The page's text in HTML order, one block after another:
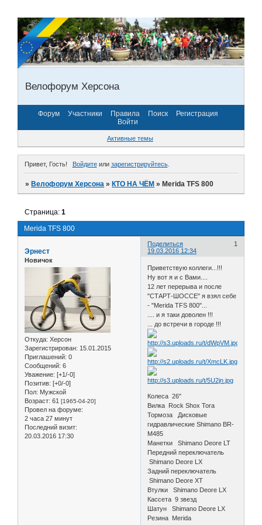
Велофорум Херсона
Форум Участники Правила Поиск
Регистрация
Войти
Активные темы
Привет, Гость! Войдитеили зарегистрируйтесь.
»Велофорум Херсона »КТО НА ЧЁМ »Merida TFS 800
Merida TFS 800
Страница:1
Поделиться
1
19.03.2016 12:34
Эрнест
Новичок
Откуда: Херсон
Зарегистрирован: 15.01.2015
Приглашений: 0
Сообщений: 6
Уважение: [+1/-0]
Позитив: [+0/-0]
Пол: Мужской
Возраст: 61 [1965-04-20]
Провел на форуме:
2 часа 27 минут
Последний визит:
20.03.2016 17:30
Приветствую коллеги...!!!
Ну вот я и с Вами....
12 лет перерыва и после
"СТАРТ-ШОССЕ" я взял себе
- "Merida TFS 800"...
.... и я таки доволен !!!
... до встречи в городе !!!
Колеса 26"
Вилка Rock Shox Tora
Тормоза Дисковые
гидравлические Shimano BR-
M485
Манетки Shimano Deore LT
Передний переключатель
Shimano Deore LX
Задний переключатель
Shimano Deore XT
Втулки Shimano Deore LX
Кассета 9 звезд
Шатун Shimano Deore LX
Резина Merida